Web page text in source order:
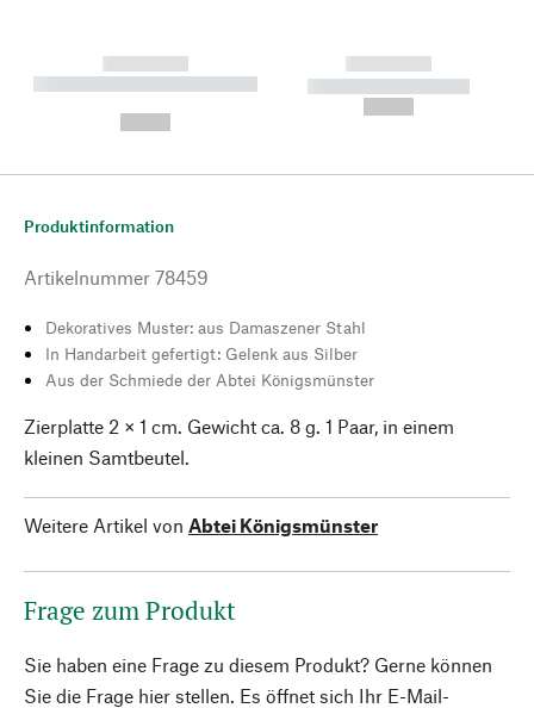
------------
----------- ----------- --------
------------
----------- -----------
Produktinformation
Artikelnummer 78459
Dekoratives Muster: aus Damaszener Stahl
In Handarbeit gefertigt: Gelenk aus Silber
Aus der Schmiede der Abtei Königsmünster
Zierplatte 2 × 1 cm. Gewicht ca. 8 g. 1 Paar, in einem
kleinen Samtbeutel.
Weitere Artikel von Abtei Königsmünster
Frage zum Produkt
Sie haben eine Frage zu diesem Produkt? Gerne können
Sie die Frage hier stellen. Es öffnet sich Ihr E-Mail-